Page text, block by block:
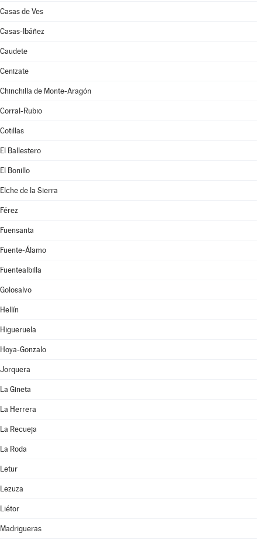
Casas de Ves
Casas-Ibáñez
Caudete
Cenizate
Chinchilla de Monte-Aragón
Corral-Rubio
Cotillas
El Ballestero
El Bonillo
Elche de la Sierra
Férez
Fuensanta
Fuente-Álamo
Fuentealbilla
Golosalvo
Hellín
Higueruela
Hoya-Gonzalo
Jorquera
La Gineta
La Herrera
La Recueja
La Roda
Letur
Lezuza
Liétor
Madrigueras